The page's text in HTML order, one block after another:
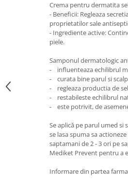
Crema pentru dermatita
- Beneficii: Regleaza
proprietatilor sale
- Ingrediente active:
piele.
Samponul dermatologic
- influenteaza echilibrul
- curata bine parul si
- regleaza productia de
- restabileste echilibrul
- este potrivit, de
Se aplică pe parul umed
se lasa spuma sa
saptamani de 2 - 3 ori pe
Mediket Prevent pentru a
Informare din partea